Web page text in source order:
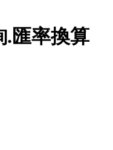
.匯率換算